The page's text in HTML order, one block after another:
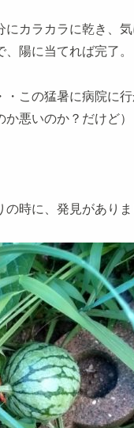
にカラカラに乾き、気
陽に当てれば完了。
・この猛暑に病院に
悪いのか？だけど）
時に、発見がありま